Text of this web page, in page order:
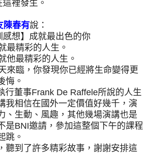
裡發生。
陳春有說：
感想】成就最出色的你
最精彩的人生。
他最精彩的人生。
來臨，你發現你已經將生命變得更
悔。
行董事Frank De Raffele所說的人生
我相信在國外一定價值好幾千，演
、生動、風趣，其他幾場演講也是
是BNI邀請，參加這整個下午的課程
跳。
聽到了許多精彩故事，謝謝安排這